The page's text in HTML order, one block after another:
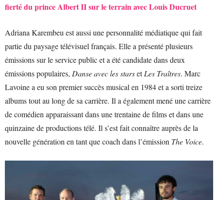
fierté du prince Albert II sur le terrain avec Louis Ducruet
Adriana Karembeu est aussi une personnalité médiatique qui fait
partie du paysage télévisuel français. Elle a présenté plusieurs
émissions sur le service public et a été candidate dans deux
émissions populaires, Danse avec les starsetLes Traîtres. Marc
Lavoine a eu son premier succès musical en 1984 et a sorti treize
albums tout au long de sa carrière. Il a également mené une carrière
de comédien apparaissant dans une trentaine de films et dans une
quinzaine de productions télé. Il s’est fait connaître auprès de la
nouvelle génération en tant que coach dans l’émission The Voice.